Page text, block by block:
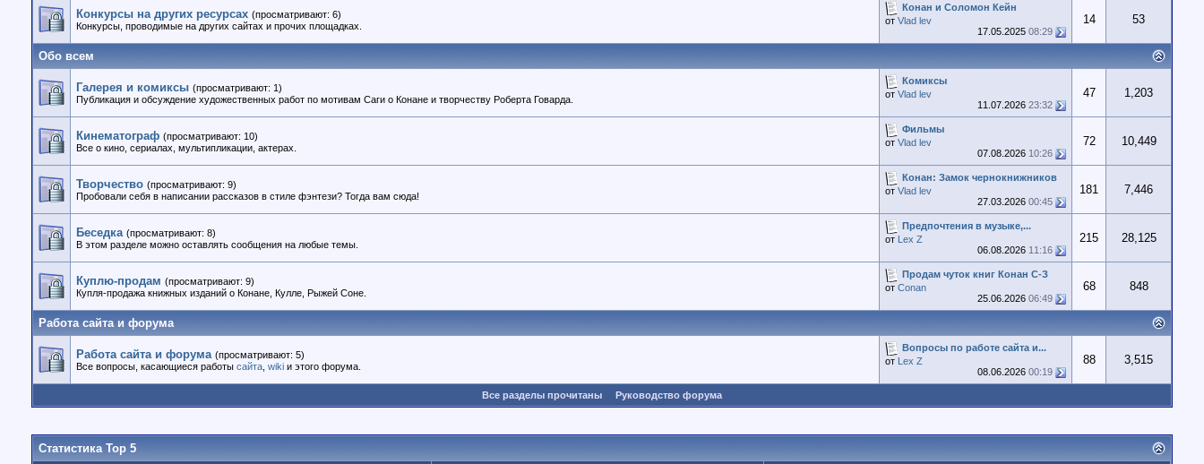
Конкурсы на других ресурсах (просматривают: 6)
Конкурсы, проводимые на других сайтах и прочих площадках.
Конан и Соломон Кейн
от Vlad lev
17.05.2025 08:29
14 53
Обо всем
Галерея и комиксы (просматривают: 1)
Публикация и обсуждение художественных работ по мотивам Саги о Конане и творчеству Роберта Говарда.
Комиксы
от Vlad lev
11.07.2026 23:32
47 1,203
Кинематограф (просматривают: 10)
Все о кино, сериалах, мультипликации, актерах.
Фильмы
от Vlad lev
07.08.2026 10:26
72 10,449
Творчество (просматривают: 9)
Пробовали себя в написании рассказов в стиле фэнтези? Тогда вам сюда!
Конан: Замок чернокнижников
от Vlad lev
27.03.2026 00:45
181 7,446
Беседка (просматривают: 8)
В этом разделе можно оставлять сообщения на любые темы.
Предпочтения в музыке,...
от Lex Z
06.08.2026 11:16
215 28,125
Куплю-продам (просматривают: 9)
Купля-продажа книжных изданий о Конане, Кулле, Рыжей Соне.
Продам чуток книг Конан С-З
от Conan
25.06.2026 06:49
68 848
Работа сайта и форума
Работа сайта и форума (просматривают: 5)
Все вопросы, касающиеся работы сайта wiki и этого форума.
Вопросы по работе сайта и...
от Lex Z
08.06.2026 00:19
88 3,515
Все разделы прочитаны Руководство форума
Статистика Top 5